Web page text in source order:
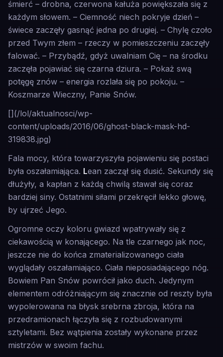
śmierć – drobna, czerwona kałuża powiększała się z
każdym słowem. – Ciemność niech pokryje dzień –
świece zaczęły gasnąć jedna po drugiej. – Chylę czoło
przed Twym złem – rzeczy w pomieszczeniu zaczęły
falować. – Przybądź, gdyż uwalniam Cię – na środku
zaczęła pojawiać się czarna dziura. – Pokaż swą
potęgę znów – energia rozlała się po pokoju. –
Koszmarze Wieczny, Panie Snów.
[](/lol/aktualnosci/wp-
content/uploads/2016/06/ghost-black-mask-hd-
319838.jpg)
Fala mocy, która towarzyszyła pojawieniu się postaci
była oszałamiająca. Lean zaczął się dusić. Sekundy się
dłużyły, a kapłan z każdą chwilą stawał się coraz
bardziej siny. Ostatnimi siłami przekręcił lekko głowę,
by ujrzeć Jego.
Ogromne oczy koloru gwiazd wpatrywały się z
ciekawością w konającego. Na tle czarnego jak noc,
jeszcze nie do końca zmaterializowanego ciała
wyglądały oszałamiająco. Ciała nieposiadającego nóg.
Bowiem Pan Snów powrócił jako duch. Jedynym
elementem odróżniającym się znacznie od reszty była
wypolerowana na błysk srebrna zbroja, która na
przedramionach łączyła się z rozbudowanymi
sztyletami. Bez wątpienia zostały wykonane przez
mistrzów w swoim fachu.